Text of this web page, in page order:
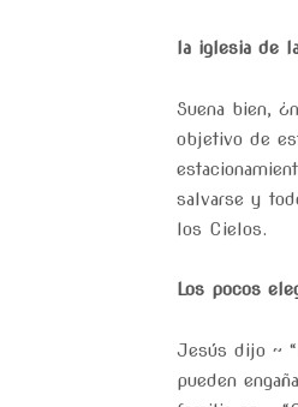
la iglesia de
Suena bien,
objetivo de
salvarse y
los Cielos.
Los pocos
Jesús dijo ~
pueden